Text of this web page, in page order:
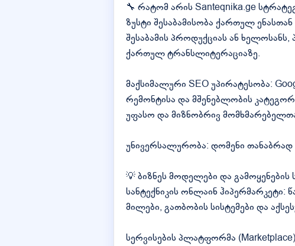
🔧 რატომ არის Santeqnika.ge
ზუსტი შესაბამისობა ქართულ
შესაბამის პროდუქციას ან
ქართულ ტრანსლიტერაციაზე.
მაქსიმალური SEO უპირატესობა:
რემონტისა და მშენებლობის
უფასო და მიზნობრივ
უნივერსალურობა: დომენი თანაბრად
💡 ბიზნეს მოდელები და გამოყენების
სანტექნიკის ონლაინ ჰიპერმარკეტი:
მილები, გათბობის სისტემები და
სერვისების პლატფორმა